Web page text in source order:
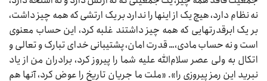
نه نظام دارد، هیچ یک از اینها را ندارد بر یک ارتشی که همه چیز داشت،
بر یک ابرقدرتهایی که همه چیز داشتند غلبه کرد، این حساب معنوی
است و نه حساب مادی،… قدرت امان، پشتیبانی خدای تبارک و تعالی و
اتکال به ولی عصر سلام‌الله علیه شما را پیروز کرد، برادران من از یاد
نبرید این رمز پیروزی را». «ملت ما جریان تاریخ را عوض کرد، آنها هم